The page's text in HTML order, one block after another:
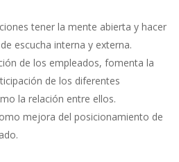
tener la mente abierta y hacer
escucha interna y externa.
de los empleados, fomenta la
de los diferentes
la relación entre ellos.
mejora del posicionamiento de